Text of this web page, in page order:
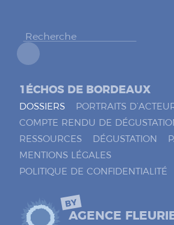
1ÉCHOS DE BORDEAUX
DOSSIERS PORTRAITS
COMPTE RENDU DE
RESSOURCES
DÉGUSTATION
MENTIONS LÉGALES
POLITIQUE DE CONFIDENTIALITÉ
BY
AGENCE